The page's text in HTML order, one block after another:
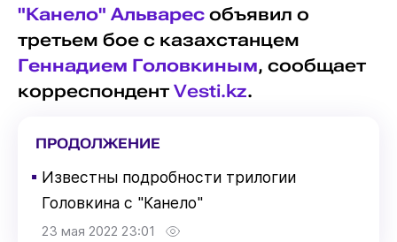
"Канело" Альваресобъявил о
третьем бое с казахстанцем
Геннадием Головкиным, сообщает
корреспондент Vesti.kz.
ПРОДОЛЖЕНИЕ
▪ Известны подробности трилогии
Головкина с "Канело"
23 мая 2022 23:01